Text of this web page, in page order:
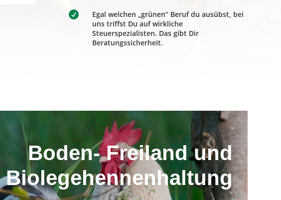

Egal welchen „grünen“ Beruf du ausübst, bei
uns triffst Du auf wirkliche
Steuerspezialisten. Das gibt Dir
Beratungssicherheit.
Boden- Freiland und
Biolegehennenhaltung